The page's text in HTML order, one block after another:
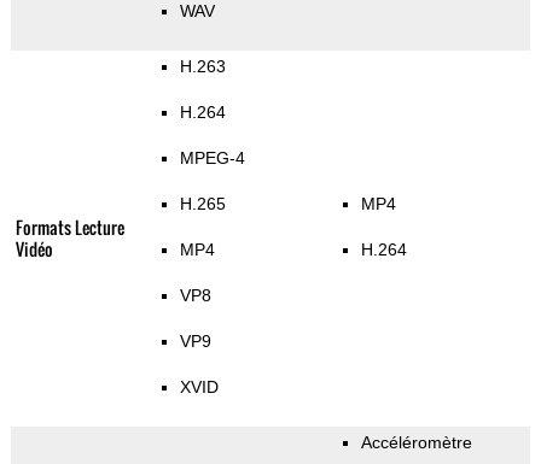
WAV
Formats Lecture
Vidéo
H.263
H.264
MPEG-4
H.265
MP4
VP8
VP9
XVID
MP4
H.264
Accéléromètre